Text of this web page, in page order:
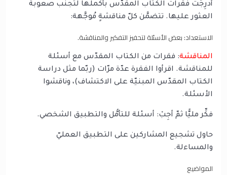
أُدرِجَت فقرات الكتاب المقدّس بأكملها لتجنُّب صعوبة
العثور عليها. تتضمَّن كلّ مناقشةٍ مُوجَّهة:
الاستعداد: بعض الأسئلة لتحفيز التفكير والمناقشة.
المناقشة: فقرات من الكتاب المقدّس مع أسئلة
للمناقشة. اقرأوا الفقرة عدّة مرّات (ربّما مثل دراسة
الكتاب المقدّس المبنيّة على الاكتشاف)، وناقشوا
الأسئلة.
فكِّر مليًّا ثمّ أجِبْ: أسئلة للتأمُّل والتطبيق الشخصي.
حاول تشجيع المشاركين على التطبيق العمليّ
والمساءلة.
المواضيع